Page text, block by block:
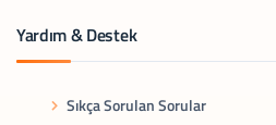
Yardım & Destek
Sıkça Sorulan Sorular